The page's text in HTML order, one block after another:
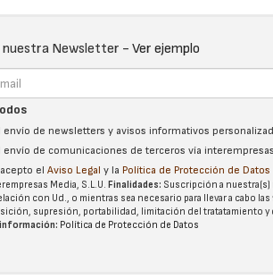
nuestra Newsletter -Ver ejemplo
envío de newsletters y avisos informativos
envío de comunicaciones de terceros vía
elAviso Legal y la Política de Protección de Datos
Media, S.L.U.Finalidades: Suscripción a
con Ud., o mientras sea necesario para llevar a cabo
supresión, portabilidad, limitación del tratatamiento y
Política de Protección de Datos